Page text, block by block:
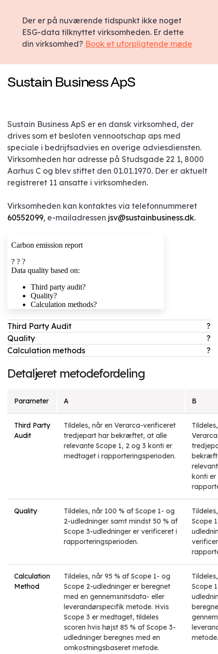
Der er på nuværende tidspunkt ikke noget
ESG-data tilknyttet virksomheden. Er dette
din virksomhed? Book et uforpligtende møde
Sustain Business ApS
Sustain Business ApS er en dansk virksomhed, der
drives som et besloten vennootschap aps med
speciale i bedrijfsadvies en overige adviesdiensten.
Virksomheden har adresse på Studsgade 22 1, 8000
Aarhus C og blev stiftet den 01.01.1970. Der er aktuelt
registreret 11 ansatte i virksomheden.
Virksomheden kan kontaktes via telefonnummeret
60552099, e-mailadressen jsv@sustainbusiness.dk.
Third Party Audit
?
Quality
?
Calculation methods
?
Detaljeret metodefordeling
Parameter A B
Third Party
Audit
Tildeles, når en Verarca-verificeret
tredjepart har bekræftet, at alle
relevante Scope 1, 2 og 3 konti er
medtaget i rapporteringsperioden.
konti
Quality
Tildeles, når 100 % af Scope 1- og
2-udledninger samt mindst 50 % af
Scope 3-udledninger er verificeret i
rapporteringsperioden.
Scope
Calculation
Method
Tildeles, når 95 % af Scope 1- og
Scope 2-udledninger er beregnet
med en gennemsnitsdata- eller
leverandørspecifik metode. Hvis
Scope 3 er medtaget, tildeles
scoren hvis højst 85 % af Scope 3-
udledninger beregnes med en
omkostningsbaseret metode.
Scope
metode.